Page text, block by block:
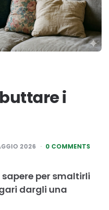
i
2026 0 COMMENTS
sapere per smaltirli
dargli una